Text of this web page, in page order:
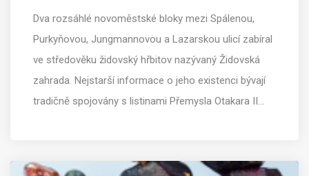
Dva rozsáhlé novoměstské bloky mezi Spálenou,
Purkyňovou, Jungmannovou a Lazarskou ulicí zabíral
ve středověku židovský hřbitov nazývaný Židovská
zahrada. Nejstarší informace o jeho existenci bývají
tradičně spojovány s listinami Přemysla Otakara II…